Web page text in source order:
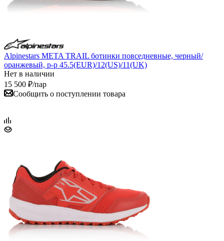
Alpinestars META TRAIL ботинки повседневные, черный/
оранжевый, р-р 45.5(EUR)/12(US)/11(UK)
Нет в наличии
15 500 ₽/пар
Сообщить о поступлении товара